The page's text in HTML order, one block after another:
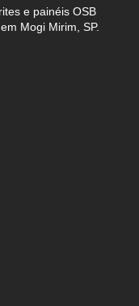
e painéis OSB
Mogi Mirim, SP.